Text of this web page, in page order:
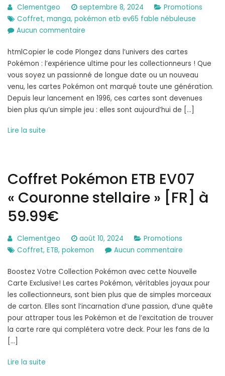
Clementgeo septembre 8, 2024
Promotions
Coffret, manga, pokémon etb ev65 fable nébuleuse
Aucun commentaire
Pokémon
ETB
EV6.5
« Fable
nébuleuse »
[FR]
htmlCopier le code Plongez dans l’univers des cartes
Pokémon : l’expérience ultime pour les collectionneurs ! Que
vous soyez un passionné de longue date ou un nouveau
venu, les cartes Pokémon ont marqué toute une génération.
Depuis leur lancement en 1996, ces cartes sont devenues
bien plus qu’un simple jeu : elles sont aujourd’hui de […]
Lire la suite
Coffret Pokémon ETB EV07
« Couronne stellaire » [FR] à
59.99€
Clementgeo août 10, 2024
Promotions
Coffret, ETB, pokemon Aucun commentairesur
Pokémon
ETB
EV07
« Couronne
stellaire »
[FR]
Boostez Votre Collection Pokémon avec cette Nouvelle
Carte Exclusive! Les cartes Pokémon, véritables joyaux pour
les collectionneurs, sont bien plus que de simples morceaux
de carton. Elles sont l’incarnation d’une passion, d’une quête
pour attraper tous les Pokémon et de l’excitation de trouver
la carte rare qui complétera votre deck. Pour les fans de la
[…]
Lire la suite